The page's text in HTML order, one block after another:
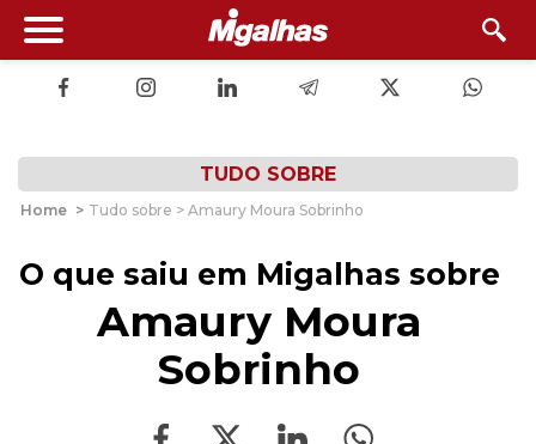
TUDO SOBRE
Home > Tudo sobre > Amaury Moura Sobrinho
O que saiu em Migalhas sobre
Amaury Moura
Sobrinho